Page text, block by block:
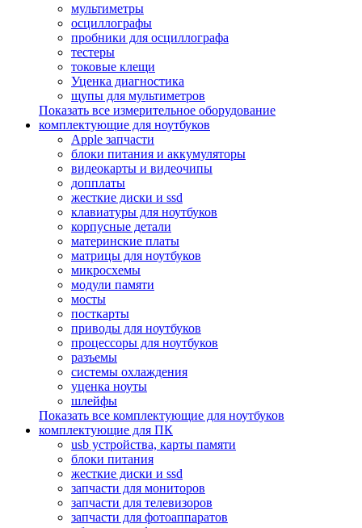
мультиметры
осциллографы
пробники для осциллографа
тестеры
токовые клещи
Уценка диагностика
щупы для мультиметров
Показать все измерительное оборудование
комплектующие для ноутбуков
Apple запчасти
блоки питания и аккумуляторы
видеокарты и видеочипы
допплаты
жесткие диски и ssd
клавиатуры для ноутбуков
корпусные детали
материнские платы
матрицы для ноутбуков
микросхемы
модули памяти
мосты
посткарты
приводы для ноутбуков
процессоры для ноутбуков
разъемы
системы охлаждения
уценка ноуты
шлейфы
Показать все комплектующие для ноутбуков
комплектующие для ПК
usb устройства, карты памяти
блоки питания
жесткие диски и ssd
запчасти для мониторов
запчасти для телевизоров
запчасти для фотоаппаратов